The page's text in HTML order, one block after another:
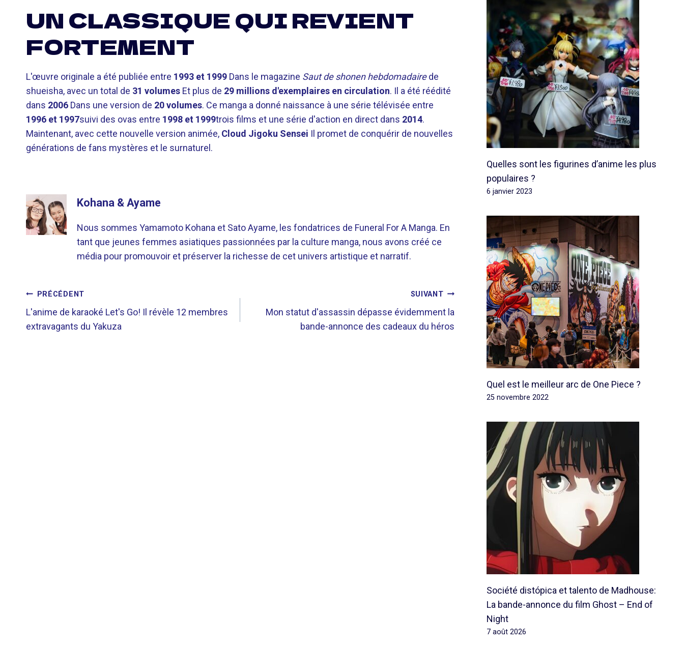
UN CLASSIQUE QUI REVIENT
FORTEMENT
L'œuvre originale a été publiée entre 1993 et 1999 Dans le magazine Saut de shonen hebdomadairede
shueisha, avec un total de 31 volumes Et plus de 29 millions d'exemplaires en circulation. Il a été réédité
dans 2006 Dans une version de 20 volumes. Ce manga a donné naissance à une série télévisée entre
1996 et 1997suivi des ovas entre 1998 et 1999trois films et une série d'action en direct dans 2014.
Maintenant, avec cette nouvelle version animée, Cloud Jigoku Sensei Il promet de conquérir de nouvelles
générations de fans mystères et le surnaturel.
Kohana & Ayame
Nous sommes Yamamoto Kohana et Sato Ayame, les fondatrices de Funeral For A Manga. En
tant que jeunes femmes asiatiques passionnées par la culture manga, nous avons créé ce
média pour promouvoir et préserver la richesse de cet univers artistique et narratif.
NAVIGATION
DE
PRÉCÉDENT
L'anime de karaoké Let's Go! Il révèle 12 membres
extravagants du Yakuza
SUIVANT
Mon statut d'assassin dépasse évidemment la
bande-annonce des cadeaux du héros
Quelles sont les figurines d’anime les plus
populaires ?
6 janvier 2023
Quel est le meilleur arc de One Piece ?
25 novembre 2022
Société distópica et talento de Madhouse:
La bande-annonce du film Ghost – End of
Night
7 août 2026